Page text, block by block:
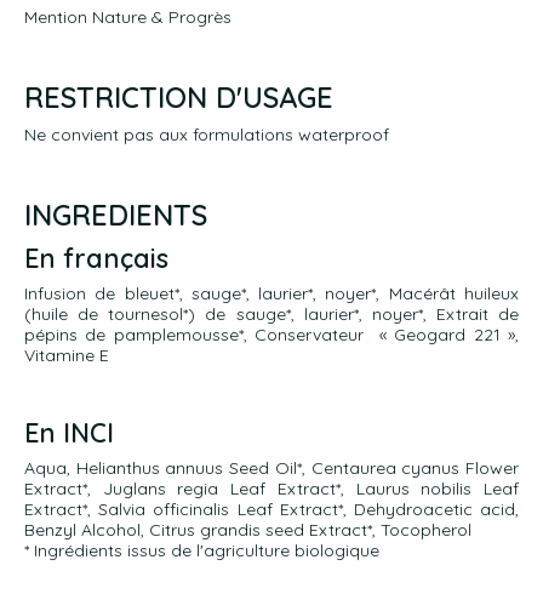
Mention Nature & Progrès
RESTRICTION D'USAGE
Ne convient pas aux formulations waterproof
INGREDIENTS
En français
Infusion de bleuet*, sauge*, laurier*, noyer*, Macérât huileux
(huile de tournesol*) de sauge*, laurier*, noyer*, Extrait de
pépins de pamplemousse*, Conservateur « Geogard 221 »,
Vitamine E
En INCI
Aqua, Helianthus annuus Seed Oil*, Centaurea cyanus Flower
Extract*, Juglans regia Leaf Extract*, Laurus nobilis Leaf
Extract*, Salvia officinalis Leaf Extract*, Dehydroacetic acid,
Benzyl Alcohol, Citrus grandis seed Extract*, Tocopherol
* Ingrédients issus de l'agriculture biologique